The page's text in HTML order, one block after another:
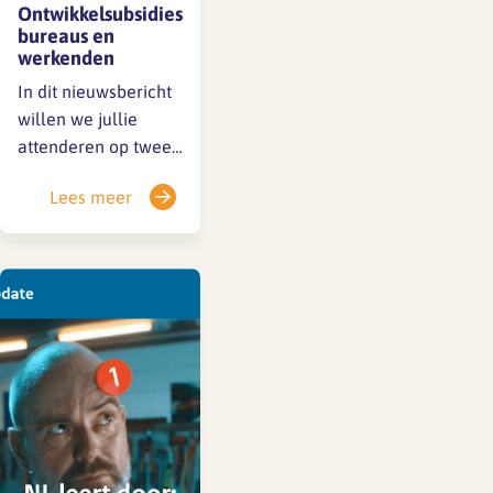
Ontwikkelsubsidies
bureaus en
werkenden
In dit nieuwsbericht
willen we jullie
attenderen op twee
gerichte subsidies.
Allereerst is er de
bureaus: vanaf
maart, tot en met
woensdag 31 maart
– kan een bureau
weer een aanvraag
indienen. Daarnaast
kunnen – het hele
Lees meer